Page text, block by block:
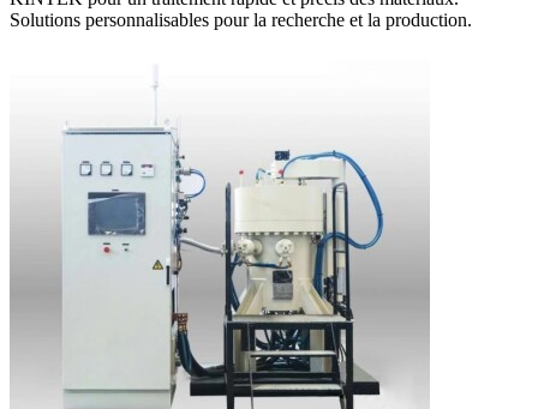
Solutions personnalisables pour la recherche et la production.